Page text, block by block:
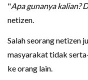
"Apa gunanya kalian?
netizen.
Salah seorang netizen
masyarakat tidak
ke orang lain.